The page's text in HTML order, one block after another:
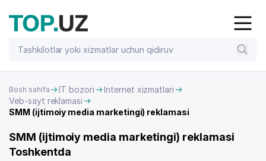
Bosh sahifa IT bozori
Internet xizmatlari
Veb-sayt reklamasi
SMM (ijtimoiy media marketingi) reklamasi
SMM (ijtimoiy media marketingi) reklamasi
Toshkentda